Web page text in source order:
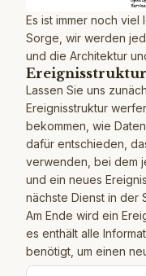
Es ist immer noch
Sorge, wir werden
und die Architektur
Ereignisstruktur
Lassen Sie uns
Ereignisstruktur
bekommen, wie
dafür entschieden,
verwenden, bei dem
und ein neues
nächste Dienst in der
Am Ende wird ein
es enthält alle
benötigt, um einen